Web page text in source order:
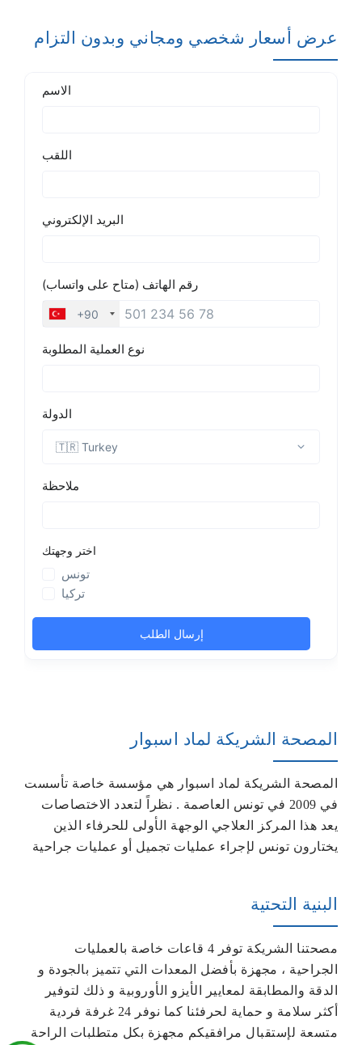
عرض أسعار شخصي ومجاني وبدون التزام
المصحة الشريكة لماد اسبوار
المصحة الشريكة لماد اسبوار هي مؤسسة خاصة تأسست
في 2009 في تونس العاصمة . نظراً لتعدد الاختصاصات
يعد هذا المركز العلاجي الوجهة الأولى للحرفاء الذين
يختارون تونس لإجراء عمليات تجميل أو عمليات جراحية
البنية التحتية
مصحتنا الشريكة توفر 4 قاعات خاصة بالعمليات
الجراحية ، مجهزة بأفضل المعدات التي تتميز بالجودة و
الدقة والمطابقة لمعايير الأيزو الأوروبية و ذلك لتوفير
أكثر سلامة و حماية لحرفئنا كما نوفر 24 غرفة فردية
متسعة لإستقبال مرافقيكم مجهزة بكل متطلبات الراحة